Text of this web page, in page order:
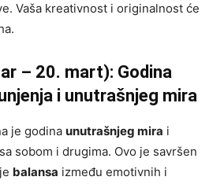
Vaša kreativnost i originalnost će
– 20. mart): Godina
i unutrašnjeg mira
je godina unutrašnjeg mira i
sa sobom i drugima. Ovo je savršen
balansa između emotivnih i